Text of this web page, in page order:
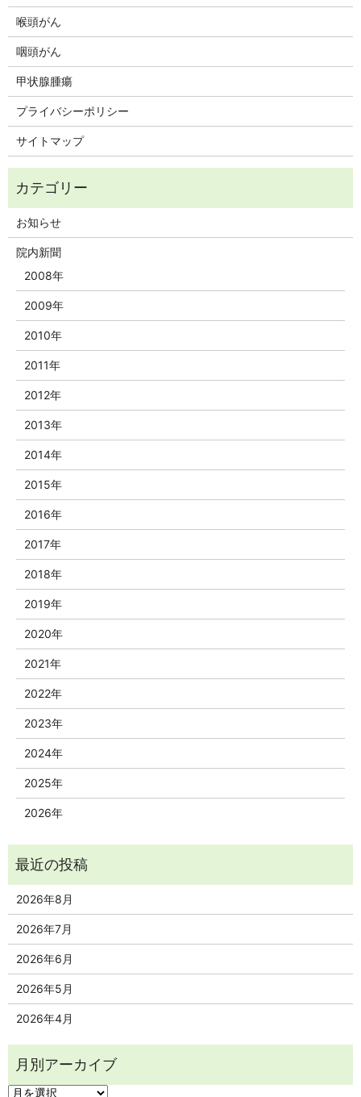
喉頭がん
咽頭がん
甲状腺腫瘍
プライバシーポリシー
サイトマップ
お知らせ
院内新聞
2008年
2009年
2010年
2011年
2012年
2013年
2014年
2015年
2016年
2017年
2018年
2019年
2020年
2021年
2022年
2023年
2024年
2025年
2026年
2026年8月
2026年7月
2026年6月
2026年5月
2026年4月